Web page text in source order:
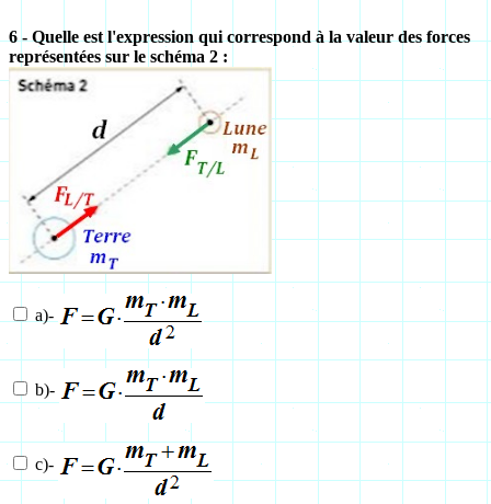
6 - Quelle est l'expression qui correspond à la valeur des forces
représentées sur le schéma 2 :
a)-
b)-
c)-